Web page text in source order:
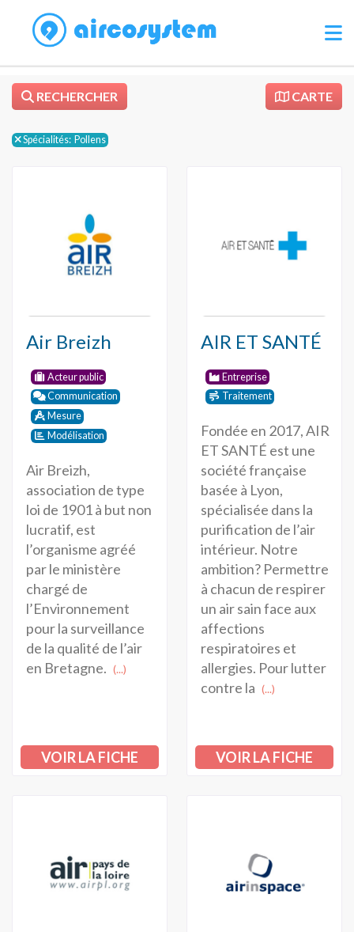
RECHERCHER CARTE
Spécialités: Pollens
Air Breizh
Acteur public
Communication
Mesure
Modélisation
Air Breizh,
association de type
loi de 1901 à but non
lucratif, est
l’organisme agréé
par le ministère
chargé de
l’Environnement
pour la surveillance
de la qualité de l’air
en Bretagne. (...)
VOIR LA FICHE
AIR ET SANTÉ
Entreprise
Traitement
Fondée en 2017, AIR
ET SANTÉ est une
société française
basée à Lyon,
spécialisée dans la
purification de l’air
intérieur. Notre
ambition? Permettre
à chacun de respirer
un air sain face aux
affections
respiratoires et
allergies. Pour lutter
contre la (...)
VOIR LA FICHE